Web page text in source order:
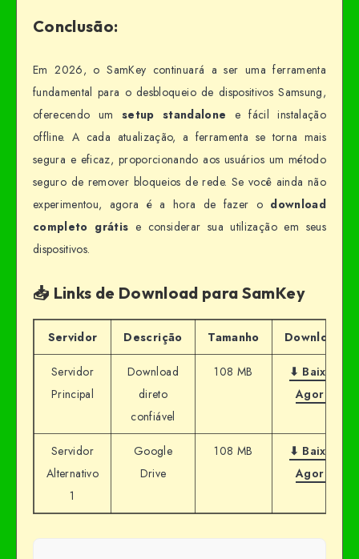
Conclusão:
Em 2026, o SamKey continuará a ser uma ferramenta
fundamental para o desbloqueio de dispositivos Samsung,
oferecendo um setup standalone e fácil instalação
offline. A cada atualização, a ferramenta se torna mais
segura e eficaz, proporcionando aos usuários um método
seguro de remover bloqueios de rede. Se você ainda não
experimentou, agora é a hora de fazer o download
completo grátis e considerar sua utilização em seus
dispositivos.
📥 Links de Download para SamKey
Servidor Descrição Tamanho Download
Servidor
Principal
Download
direto
confiável
108 MB
⬇ Baixar
Agora
Servidor
Alternativo
1
Google
Drive
108 MB
⬇ Baixar
Agora